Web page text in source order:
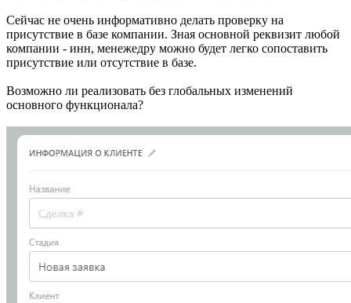
Сейчас не очень информативно делать проверку на
присутствие в базе компании. Зная основной реквизит любой
компании - инн, менежедру можно будет легко сопоставить
присутствие или отсутствие в базе.
Возможно ли реализовать без глобальных изменений
основного функционала?